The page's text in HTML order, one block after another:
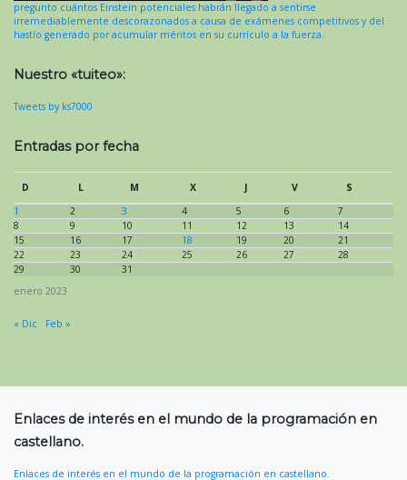
pregunto cuántos Einstein potenciales habrán llegado a sentirse
irremediablemente descorazonados a causa de exámenes competitivos y del
hastío generado por acumular méritos en su currículo a la fuerza.
Nuestro «tuiteo»:
Tweets by ks7000
Entradas por fecha
enero 2023
D L M X J V
S
1
2 3 4 5 6
7
8
9 10 11 12 13
14
15
16 17 18 19 20
21
22
23 24 25 26 27
28
29
30 31
« Dic Feb »
Enlaces de interés en el mundo de la programación en
castellano.
Enlaces de interés en el mundo de la programación en castellano.